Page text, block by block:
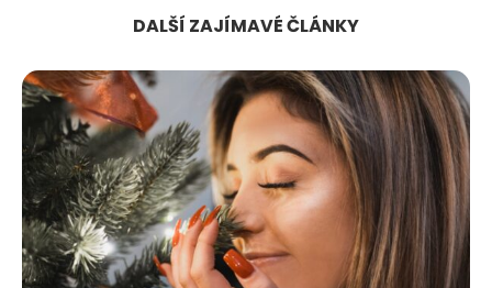
DALŠÍ ZAJÍMAVÉ ČLÁNKY